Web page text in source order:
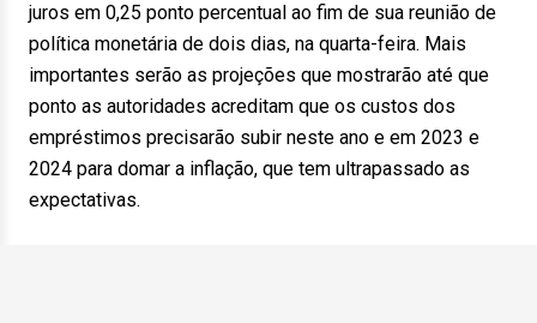
juros em 0,25 ponto percentual ao fim de sua reunião de
política monetária de dois dias, na quarta-feira. Mais
importantes serão as projeções que mostrarão até que
ponto as autoridades acreditam que os custos dos
empréstimos precisarão subir neste ano e em 2023 e
2024 para domar a inflação, que tem ultrapassado as
expectativas.